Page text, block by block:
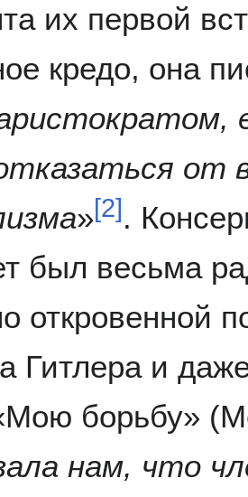
их первой
кредо, она
от
»[2] .
был весьма
откровенной
Гитлера и
борьбу»
нам, что